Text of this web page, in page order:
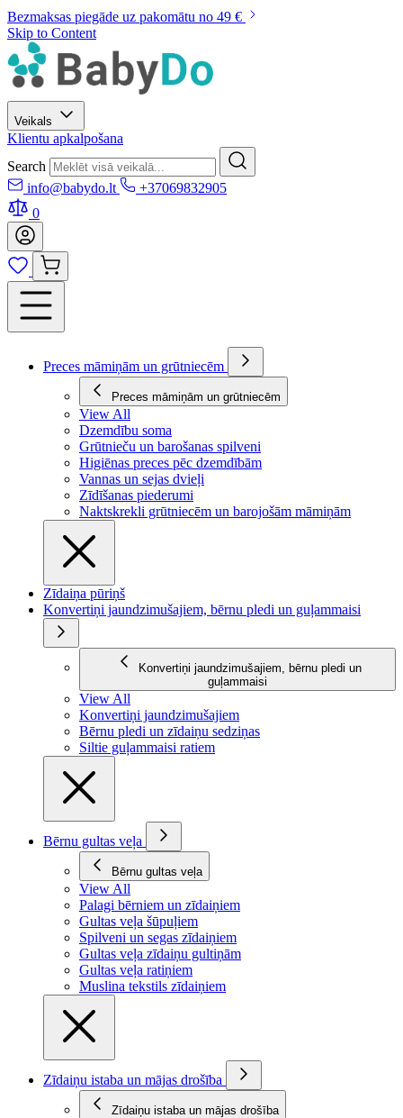
Bezmaksas piegāde uz pakomātu no 49 €
Skip to Content
Veikals
Klientu apkalpošana
Search
info@babydo.lt
+37069832905
0
Preces māmiņām un grūtniecēm
Preces māmiņām un grūtniecēm
View All
Dzemdību soma
Grūtnieču un barošanas spilveni
Higiēnas preces pēc dzemdībām
Vannas un sejas dvieļi
Zīdīšanas piederumi
Naktskrekli grūtniecēm un barojošām māmiņām
Zīdaiņa pūriņš
Konvertiņi jaundzimušajiem, bērnu pledi un guļammaisi
Konvertiņi jaundzimušajiem, bērnu pledi un
guļammaisi
View All
Konvertiņi jaundzimušajiem
Bērnu pledi un zīdaiņu sedziņas
Siltie guļammaisi ratiem
Bērnu gultas veļa
Bērnu gultas veļa
View All
Palagi bērniem un zīdaiņiem
Gultas veļa šūpuļiem
Spilveni un segas zīdaiņiem
Gultas veļa zīdaiņu gultiņām
Gultas veļa ratiņiem
Muslina tekstils zīdaiņiem
Zīdaiņu istaba un mājas drošība
Zīdaiņu istaba un mājas drošība